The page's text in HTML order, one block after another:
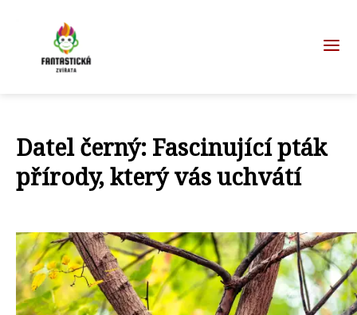
Datel černý: Fascinující pták
přírody, který vás uchvátí